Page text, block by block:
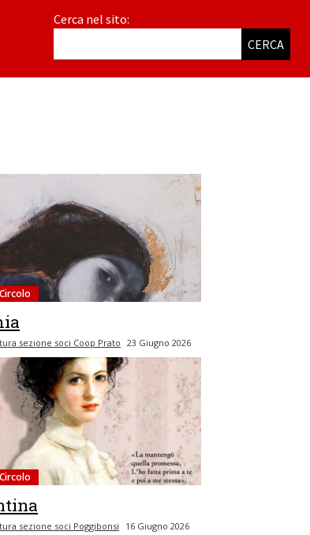
Cerca nel sito:
CERCA
sezione soci Coop Prato 23 Giugno 2026
sezione soci Poggibonsi 16 Giugno 2026